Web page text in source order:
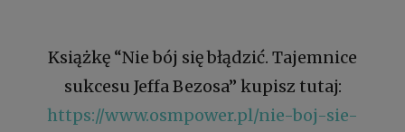
Książkę “Nie bój się błądzić. Tajemnice
sukcesu Jeffa Bezosa” kupisz tutaj:
https://www.osmpower.pl/nie-boj-sie-